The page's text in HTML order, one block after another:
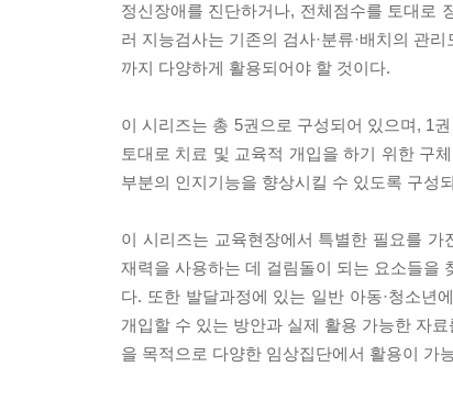
정신장애를 진단하거나, 전체점수를 토대로
러 지능검사는 기존의 검사·분류·배치의 관
까지 다양하게 활용되어야 할 것이다.
이 시리즈는 총 5권으로 구성되어 있으며, 1
토대로 치료 및 교육적 개입을 하기 위한 구
부분의 인지기능을 향상시킬 수 있도록 구성
이 시리즈는 교육현장에서 특별한 필요를
재력을 사용하는 데 걸림돌이 되는 요소들을
다. 또한 발달과정에 있는 일반 아동·청소년
개입할 수 있는 방안과 실제 활용 가능한 자
을 목적으로 다양한 임상집단에서 활용이 가